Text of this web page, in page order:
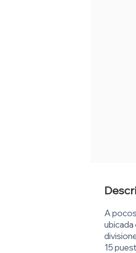
A
ubicada
15